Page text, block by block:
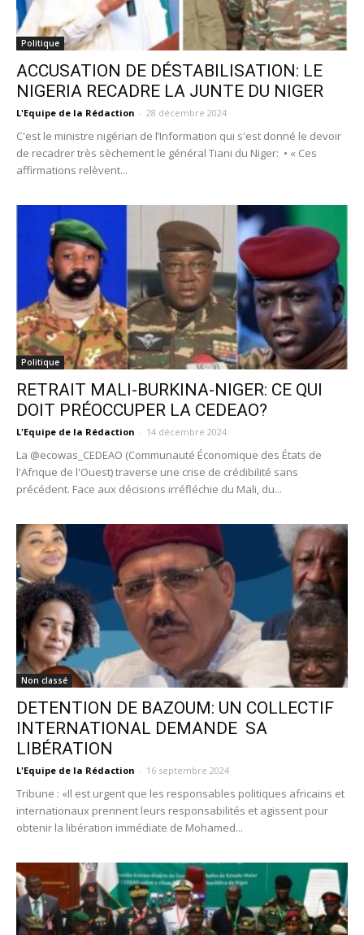
Politique
ACCUSATION DE DÉSTABILISATION: LE
NIGERIA RECADRE LA JUNTE DU NIGER
L'Equipe de la Rédaction - 28 décembre 2024
C'est le ministre nigérian de l’Information qui s'est donné le devoir
de recadrer très sèchement le général Tiani du Niger: • « Ces
affirmations relèvent...
Politique
RETRAIT MALI-BURKINA-NIGER: CE QUI
DOIT PRÉOCCUPER LA CEDEAO?
L'Equipe de la Rédaction - 14 décembre 2024
La @ecowas_CEDEAO (Communauté Économique des États de
l'Afrique de l'Ouest) traverse une crise de crédibilité sans
précédent. Face aux décisions irréfléchie du Mali, du...
Non classé
DETENTION DE BAZOUM: UN COLLECTIF
INTERNATIONAL DEMANDE SA
LIBÉRATION
L'Equipe de la Rédaction - 16 septembre 2024
Tribune : «Il est urgent que les responsables politiques africains et
internationaux prennent leurs responsabilités et agissent pour
obtenir la libération immédiate de Mohamed...